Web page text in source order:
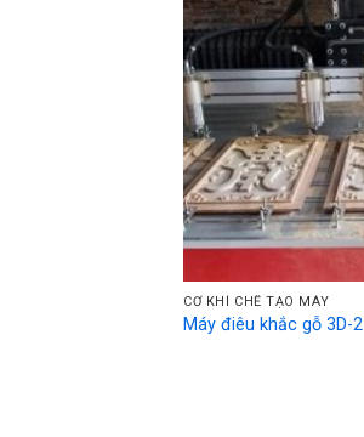
CƠ KHÍ CHẾ TẠO MÁY
Máy điêu khắc gỗ 3D-2